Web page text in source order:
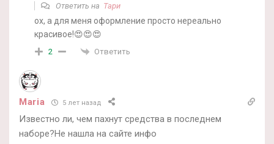
Ответить на Тари
ох, а для меня оформление просто нереально
красивое!😍😍😍
2 Ответить
Maria 5 лет назад
Известно ли, чем пахнут средства в последнем
наборе?Не нашла на сайте инфо